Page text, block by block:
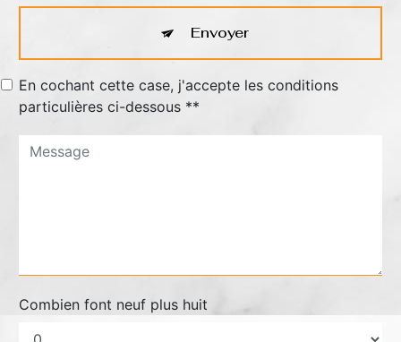
Combien font neuf plus huit
En cochant cette case, j'accepte les conditions
particulières ci-dessous **
Envoyer